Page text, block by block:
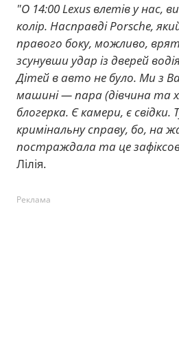
"О 14:00 Lexus влетів у нас,
колір. Насправді Porsche,
правого боку, можливо,
зсунувши удар із дверей
Дітей в авто не було. Ми з
машині — пара (дівчина та
блогерка. Є камери, є
кримінальну справу, бо, на
постраждала та це
Лілія.
Реклама